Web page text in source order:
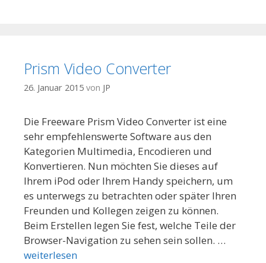
Prism Video Converter
26. Januar 2015 von JP
Die Freeware Prism Video Converter ist eine
sehr empfehlenswerte Software aus den
Kategorien Multimedia, Encodieren und
Konvertieren. Nun möchten Sie dieses auf
Ihrem iPod oder Ihrem Handy speichern, um
es unterwegs zu betrachten oder später Ihren
Freunden und Kollegen zeigen zu können.
Beim Erstellen legen Sie fest, welche Teile der
Browser-Navigation zu sehen sein sollen. …
weiterlesen